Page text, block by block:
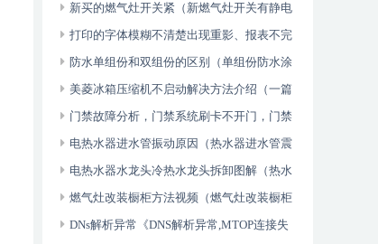
吗）新买的燃气灶开关紧（新燃气灶开关有静电
怎么办）
打印的字体模糊不清楚出现重影、报表不完
全或者丢失数据、不联机（奔走相告）
防水单组份和双组份的区别（单组份防水涂
料气味大吗）
美菱冰箱压缩机不启动解决方法介绍（一篇
读懂）
门禁故障分析，门禁系统刷卡不开门，门禁
机维修，门禁控制器检修（全程干货）
电热水器进水管振动原因（热水器进水管震
动怎么办）
电热水器水龙头冷热水龙头拆卸图解（热水
器冷水水龙头拆解方法）
燃气灶改装橱柜方法视频（燃气灶改装橱柜
方法）
DNs解析异常《DNS解析异常,MTOP连接失